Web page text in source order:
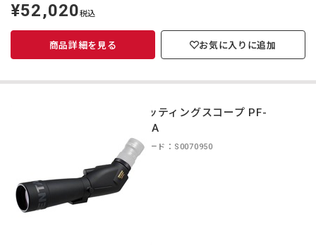
定
価
¥52,020税込
商品詳細を見る お気に入りに追加
スポッティングスコープ PF-
80EDA
商品コード：S0070950